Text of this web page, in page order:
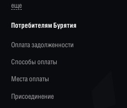
еще
Потребителям Бурятия
Оплата задолженности
Способы оплаты
Места оплаты
Присоединение